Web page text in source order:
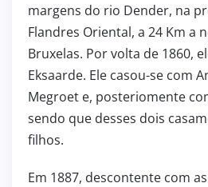
margens do rio Dender, na
Flandres Oriental, a 24 Km a
Bruxelas. Por volta de 1860,
Eksaarde. Ele casou-se com
Megroet e, posteriomente
sendo que desses dois
filhos.
Em 1887, descontente com